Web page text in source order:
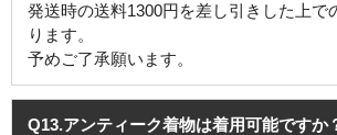
発送時の送料1300円を差し引きした上で
ります。
予めご了承願います。
Q13.アンティーク着物は着用可能ですか